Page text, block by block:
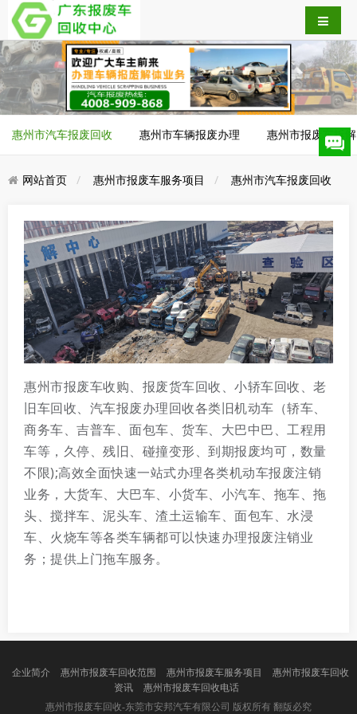
惠州市汽车报废回收 惠州市车辆报废办理 惠州市报废车拆解
网站首页 惠州市报废车服务项目 惠州市汽车报废回收
惠州市报废车收购、报废货车回收、小轿车回收、老
旧车回收、汽车报废办理回收各类旧机动车（轿车、
商务车、吉普车、面包车、货车、大巴中巴、工程用
车等，久停、残旧、碰撞变形、到期报废均可，数量
不限);高效全面快速一站式办理各类机动车报废注销
业务，大货车、大巴车、小货车、小汽车、拖车、拖
头、搅拌车、泥头车、渣土运输车、面包车、水浸
车、火烧车等各类车辆都可以快速办理报废注销业
务；提供上门拖车服务。
企业简介 惠州市报废车回收范围 惠州市报废车服务项目
惠州市报废车回收
资讯
惠州市报废车回收电话
惠州市报废车回收-东莞市安邦汽车有限公司 版权所有 翻版必究